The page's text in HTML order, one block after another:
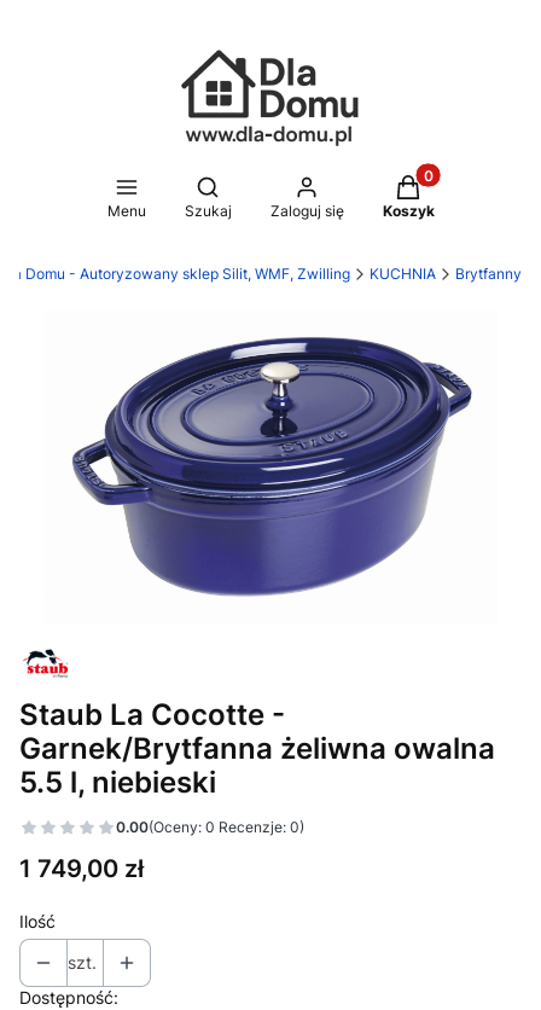
Menu
Otwórz wyszukiwarkę
Szukaj Zaloguj się
Produkty w
Koszyk
Dla Domu - Autoryzowany sklep Silit, WMF, Zwilling KUCHNIA Brytfanny
Staub La Cocotte -
Garnek/Brytfanna żeliwna owalna
5.5 l, niebieski
0.00(Oceny: 0 Recenzje: 0)
Cena
1 749,00 zł
Ilość
szt.
Dostępność: